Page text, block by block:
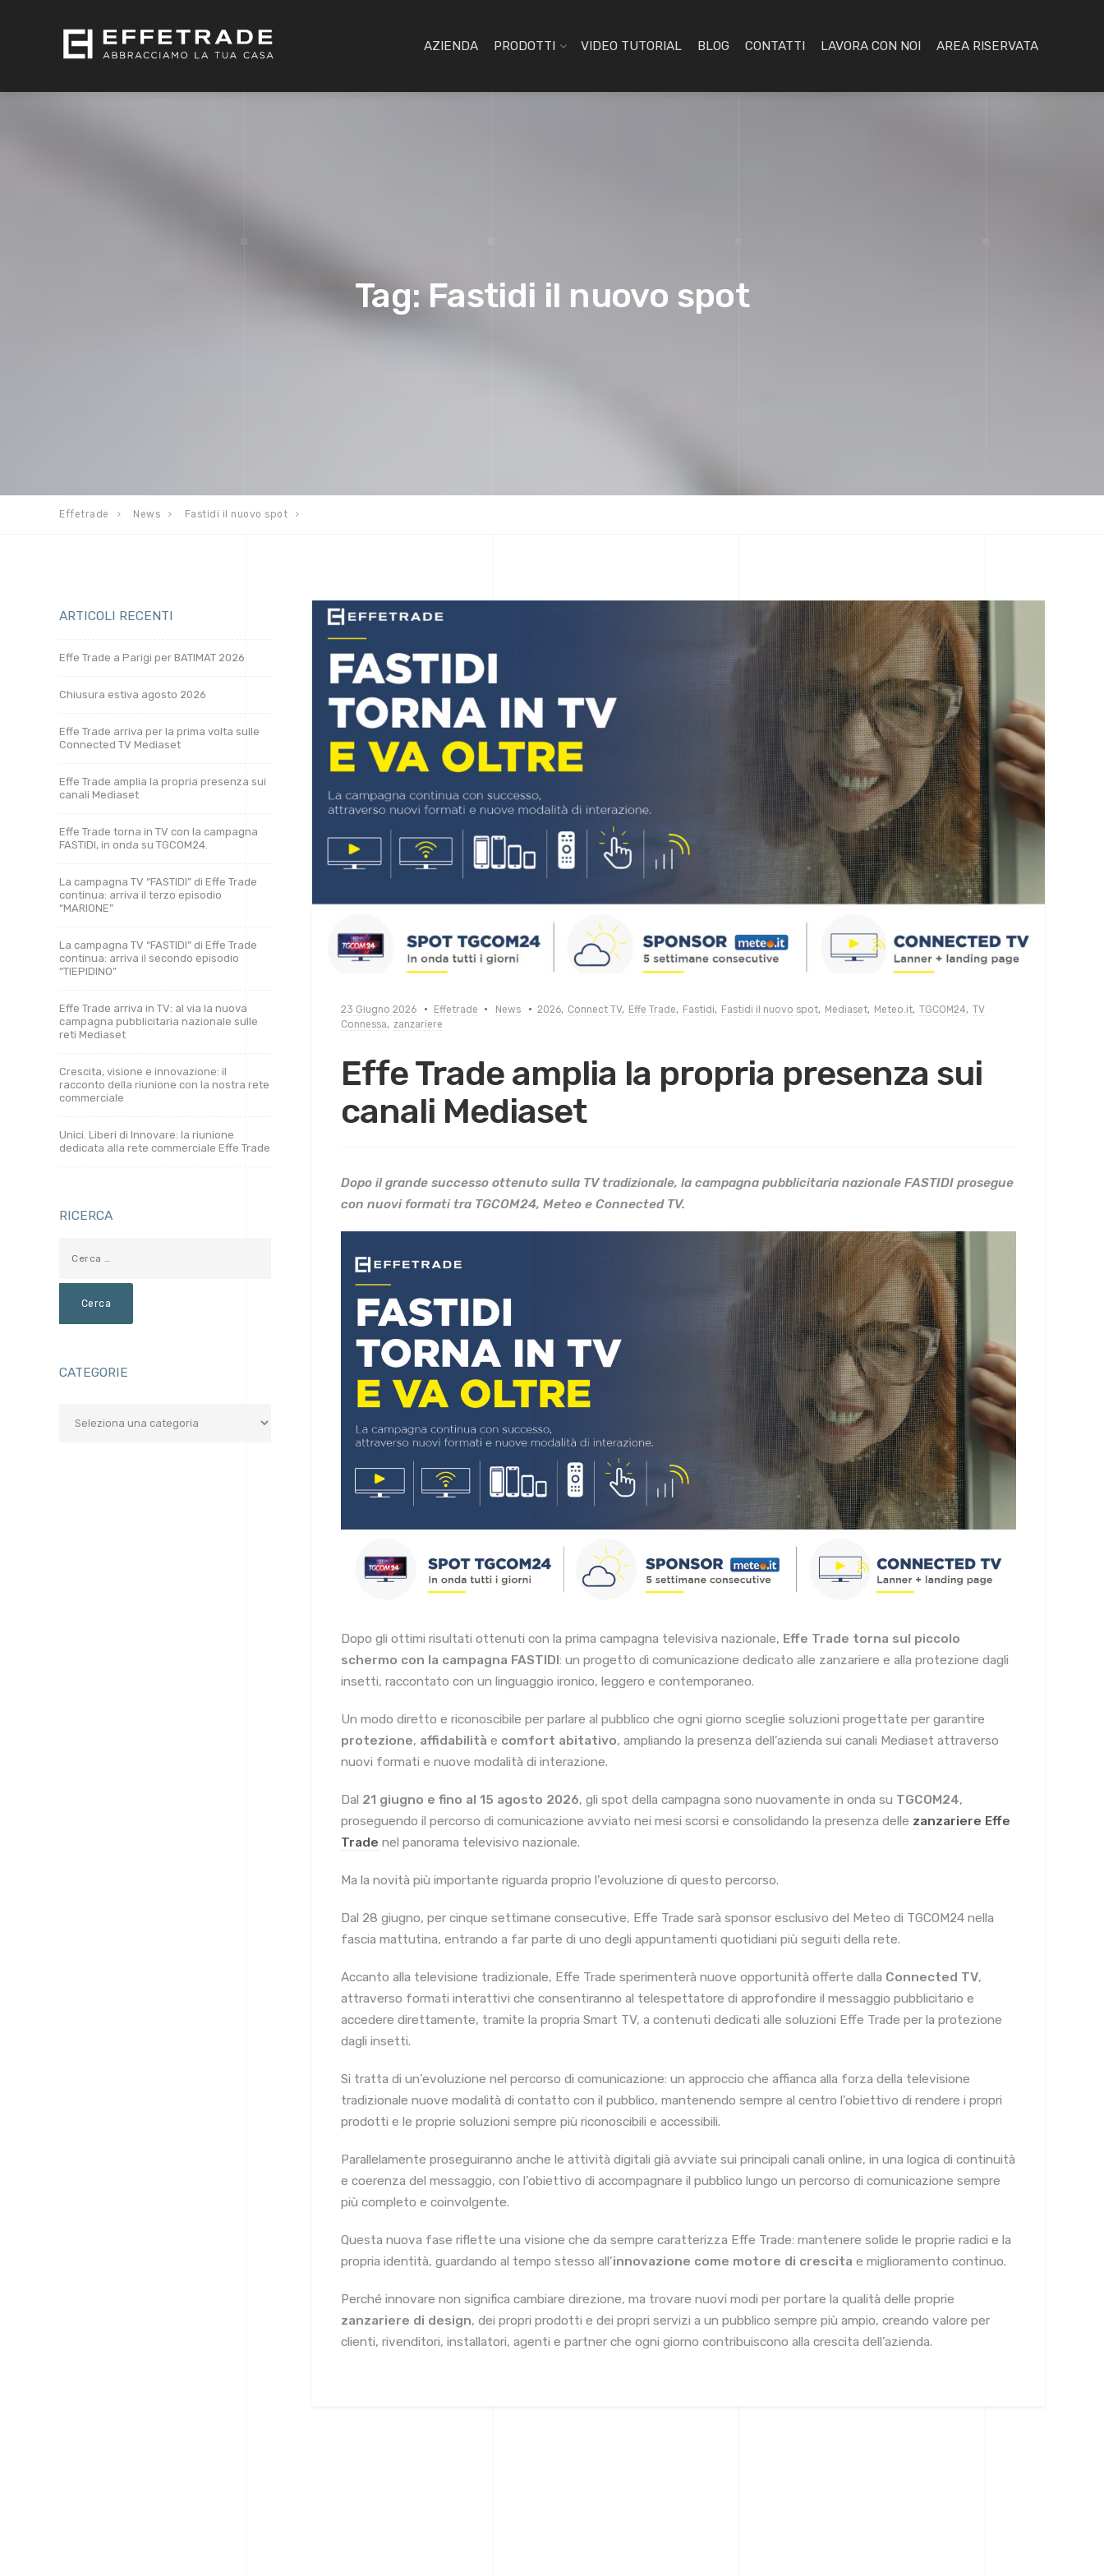
AZIENDA PRODOTTI VIDEO TUTORIAL BLOG CONTATTI LAVORA CON NOI AREA RISERVATA
Tag: Fastidi il nuovo spot
Effetrade News Fastidi il nuovo spot
23 Giugno 2026 Effetrade News 2026, Connect TV, Effe Trade, Fastidi, Fastidi il nuovo spot, Mediaset, Meteo.it, TGCOM24, TV
Connessa, zanzariere
Effe Trade amplia la propria presenza sui
canali Mediaset
Dopo il grande successo ottenuto sulla TV tradizionale, la campagna pubblicitaria nazionale FASTIDI prosegue
con nuovi formati tra TGCOM24, Meteo e Connected TV.
Dopo gli ottimi risultati ottenuti con la prima campagna televisiva nazionale, Effe Trade torna sul piccolo
schermo con la campagna FASTIDI: un progetto di comunicazione dedicato alle zanzariere e alla protezione dagli
insetti, raccontato con un linguaggio ironico, leggero e contemporaneo.
Un modo diretto e riconoscibile per parlare al pubblico che ogni giorno sceglie soluzioni progettate per garantire
protezione, affidabilità e comfort abitativo, ampliando la presenza dell’azienda sui canali Mediaset attraverso
nuovi formati e nuove modalità di interazione.
Dal 21 giugno e fino al 15 agosto 2026, gli spot della campagna sono nuovamente in onda su TGCOM24,
proseguendo il percorso di comunicazione avviato nei mesi scorsi e consolidando la presenza delle zanzariere Effe
Trade nel panorama televisivo nazionale.
Ma la novità più importante riguarda proprio l’evoluzione di questo percorso.
Dal 28 giugno, per cinque settimane consecutive, Effe Trade sarà sponsor esclusivo del Meteo di TGCOM24 nella
fascia mattutina, entrando a far parte di uno degli appuntamenti quotidiani più seguiti della rete.
Accanto alla televisione tradizionale, Effe Trade sperimenterà nuove opportunità offerte dalla Connected TV,
attraverso formati interattivi che consentiranno al telespettatore di approfondire il messaggio pubblicitario e
accedere direttamente, tramite la propria Smart TV, a contenuti dedicati alle soluzioni Effe Trade per la protezione
dagli insetti.
Si tratta di un’evoluzione nel percorso di comunicazione: un approccio che affianca alla forza della televisione
tradizionale nuove modalità di contatto con il pubblico, mantenendo sempre al centro l’obiettivo di rendere i propri
prodotti e le proprie soluzioni sempre più riconoscibili e accessibili.
Parallelamente proseguiranno anche le attività digitali già avviate sui principali canali online, in una logica di continuità
e coerenza del messaggio, con l’obiettivo di accompagnare il pubblico lungo un percorso di comunicazione sempre
più completo e coinvolgente.
Questa nuova fase riflette una visione che da sempre caratterizza Effe Trade: mantenere solide le proprie radici e la
propria identità, guardando al tempo stesso all’innovazione come motore di crescita e miglioramento continuo.
Perché innovare non significa cambiare direzione, ma trovare nuovi modi per portare la qualità delle proprie
zanzariere di design, dei propri prodotti e dei propri servizi a un pubblico sempre più ampio, creando valore per
clienti, rivenditori, installatori, agenti e partner che ogni giorno contribuiscono alla crescita dell’azienda.
ARTICOLI RECENTI
Effe Trade a Parigi per BATIMAT 2026
Chiusura estiva agosto 2026
Effe Trade arriva per la prima volta sulle
Connected TV Mediaset
Effe Trade amplia la propria presenza sui
canali Mediaset
Effe Trade torna in TV con la campagna
FASTIDI, in onda su TGCOM24.
La campagna TV “FASTIDI” di Effe Trade
continua: arriva il terzo episodio
“MARIONE”
La campagna TV “FASTIDI” di Effe Trade
continua: arriva il secondo episodio
“TIEPIDINO”
Effe Trade arriva in TV: al via la nuova
campagna pubblicitaria nazionale sulle
reti Mediaset
Crescita, visione e innovazione: il
racconto della riunione con la nostra rete
commerciale
Unici. Liberi di Innovare: la riunione
dedicata alla rete commerciale Effe Trade
RICERCA
CATEGORIE